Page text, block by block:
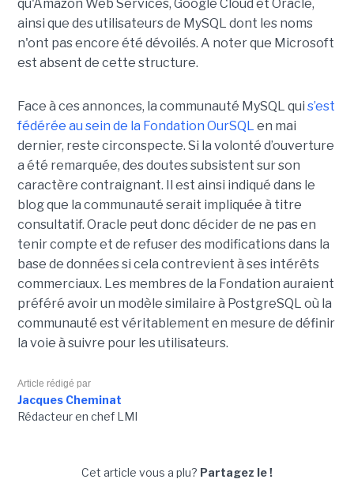
qu'Amazon Web Services, Google Cloud et Oracle,
ainsi que des utilisateurs de MySQL dont les noms
n'ont pas encore été dévoilés. A noter que Microsoft
est absent de cette structure.
Face à ces annonces, la communauté MySQL qui s’est
fédérée au sein de la Fondation OurSQL en mai
dernier, reste circonspecte. Si la volonté d’ouverture
a été remarquée, des doutes subsistent sur son
caractère contraignant. Il est ainsi indiqué dans le
blog que la communauté serait impliquée à titre
consultatif. Oracle peut donc décider de ne pas en
tenir compte et de refuser des modifications dans la
base de données si cela contrevient à ses intérêts
commerciaux. Les membres de la Fondation auraient
préféré avoir un modèle similaire à PostgreSQL où la
communauté est véritablement en mesure de définir
la voie à suivre pour les utilisateurs.
Article rédigé par
Jacques Cheminat
Rédacteur en chef LMI
Cet article vous a plu? Partagez le !